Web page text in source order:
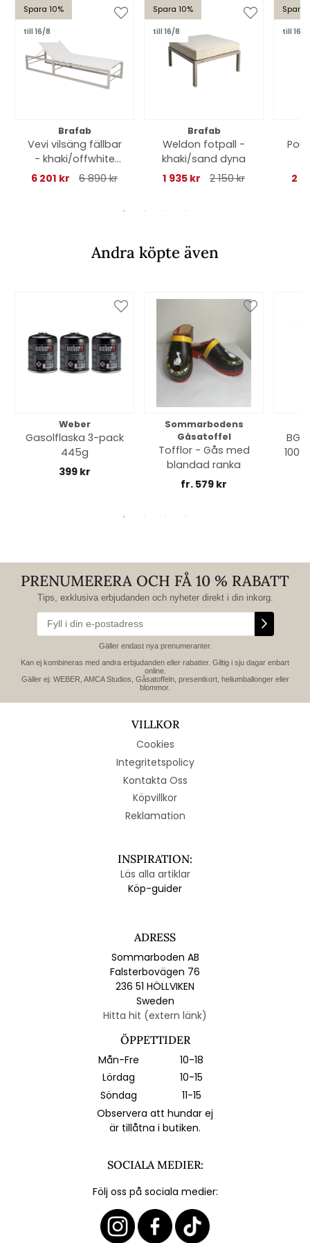
Spara 10%
till 16/8
Brafab
Vevi vilsäng fällbar
- khaki/offwhite
textilene
6 201 kr 6 890 kr
Spara 10%
till 16/8
Brafab
Weldon fotpall -
khaki/sand dyna
1 935 kr
2 150 kr
Spara
till 16/8
2
Andra köpte även
Weber
Gasolflaska 3-pack
445g
399 kr
Sommarbodens
Gåsatoffel
Tofflor - Gås med
blandad ranka
fr. 579 kr
PRENUMERERA OCH FÅ 10 % RABATT
Tips, exklusiva erbjudanden och nyheter direkt i din inkorg.
Gäller endast nya prenumeranter.
Kan ej kombineras med andra erbjudanden eller rabatter. Giltig i sju dagar enbart
online.
Gäller ej: WEBER, AMCA Studios, Gåsatoffeln, presentkort, heliumballonger eller
blommor.
VILLKOR
Cookies
Integritetspolicy
Kontakta Oss
Köpvillkor
Reklamation
INSPIRATION:
Läs alla artiklar
Köp-guider
ADRESS
Sommarboden AB
Falsterbovägen 76
236 51 HÖLLVIKEN
Sweden
Hitta hit (extern länk)
ÖPPETTIDER
Mån-Fre
10-18
Lördag
10-15
Söndag
11-15
Observera att hundar ej
är tillåtna i butiken.
SOCIALA MEDIER:
Följ oss på sociala medier: